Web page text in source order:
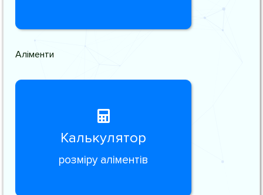
Аліменти
Калькулятор
розміру аліментів